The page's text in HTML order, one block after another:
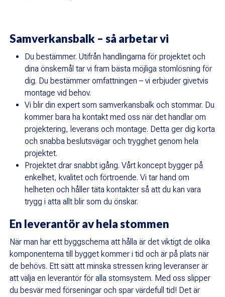
Samverkansbalk – så arbetar vi
Du bestämmer. Utifrån handlingarna för projektet och
dina önskemål tar vi fram bästa möjliga stomlösning för
dig. Du bestämmer omfattningen – vi erbjuder givetvis
montage vid behov.
Vi blir din expert som samverkansbalk och stommar. Du
kommer bara ha kontakt med oss när det handlar om
projektering, leverans och montage. Detta ger dig korta
och snabba beslutsvägar och trygghet genom hela
projektet.
Projektet drar snabbt igång. Vårt koncept bygger på
enkelhet, kvalitet och förtroende. Vi tar hand om
helheten och håller täta kontakter så att du kan vara
trygg i atta allt blir som du önskar.
En leverantör av hela stommen
När man har ett byggschema att hålla är det viktigt de olika
komponenterna till bygget kommer i tid och är på plats när
de behövs. Ett sätt att minska stressen kring leveranser är
att välja en leverantör för alla stomsystem. Med oss slipper
du besvär med förseningar och spar värdefull tid! Det är